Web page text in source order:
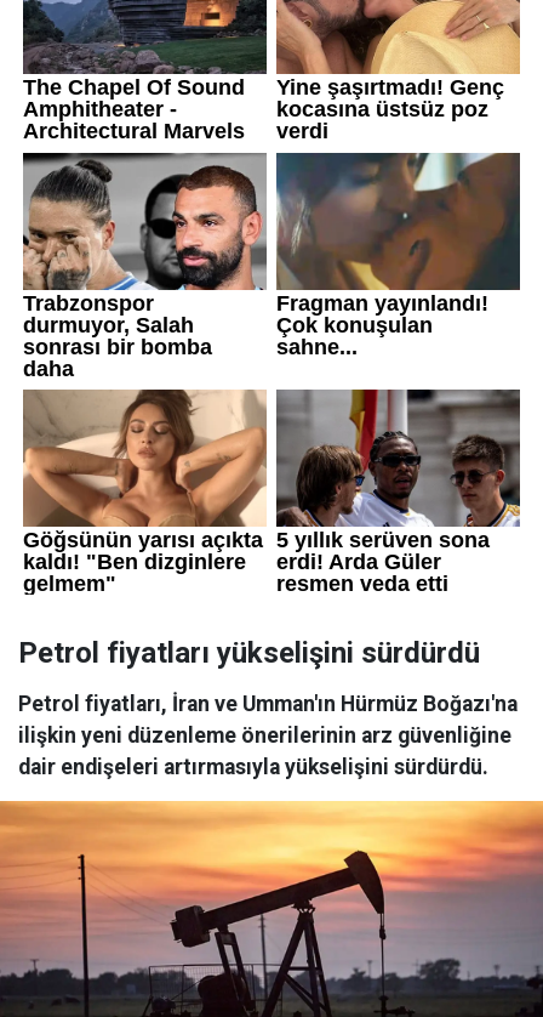
Petrol fiyatları yükselişini sürdürdü
Petrol fiyatları, İran ve Umman'ın Hürmüz Boğazı'na
ilişkin yeni düzenleme önerilerinin arz güvenliğine
dair endişeleri artırmasıyla yükselişini sürdürdü.